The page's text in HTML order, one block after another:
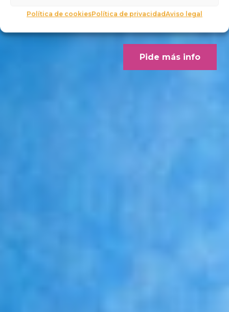
Política de cookiesPolítica de privacidadAviso legal
Pide más info